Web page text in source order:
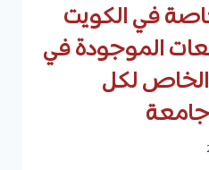
في الكويت
الموجودة في
الخاص لكل